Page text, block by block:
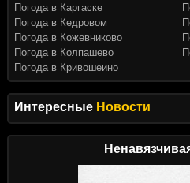
Интересные Новости
Погода в Каргаске
Погода в Кедровом
Погода в Кожевниково
Погода в Колпашево
Погода в Кривошеино